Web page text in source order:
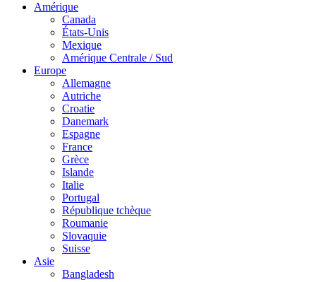
Amérique
Canada
États-Unis
Mexique
Amérique Centrale / Sud
Europe
Allemagne
Autriche
Croatie
Danemark
Espagne
France
Grèce
Islande
Italie
Portugal
République tchèque
Roumanie
Slovaquie
Suisse
Asie
Bangladesh